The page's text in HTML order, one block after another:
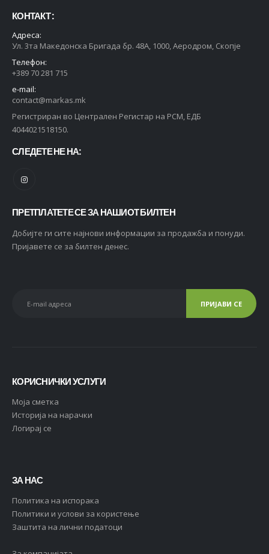
КОНТАКТ :
Адреса:
Ул. 3та Македонска Бригада бр. 48А, 1000, Аеродром, Скопје
Телефон:
+389 70 281 715
e-mail:
contact@markas.mk
Регистриран во Централен Регистар на РСМ, ЕДБ
4044021518150.
СЛЕДЕТЕ НЕ НА:
ПРЕТПЛАТЕТЕ СЕ ЗА НАШИОТ БИЛТЕН
Добијте ги сите најнови информации за продажба и понуди.
Пријавете се за билтен денес.
КОРИСНИЧКИ УСЛУГИ
Moja сметка
Историја на нарачки
Логирај се
ЗА НАС
Политика на испорака
Политики и услови за користење
Заштита на лични податоци